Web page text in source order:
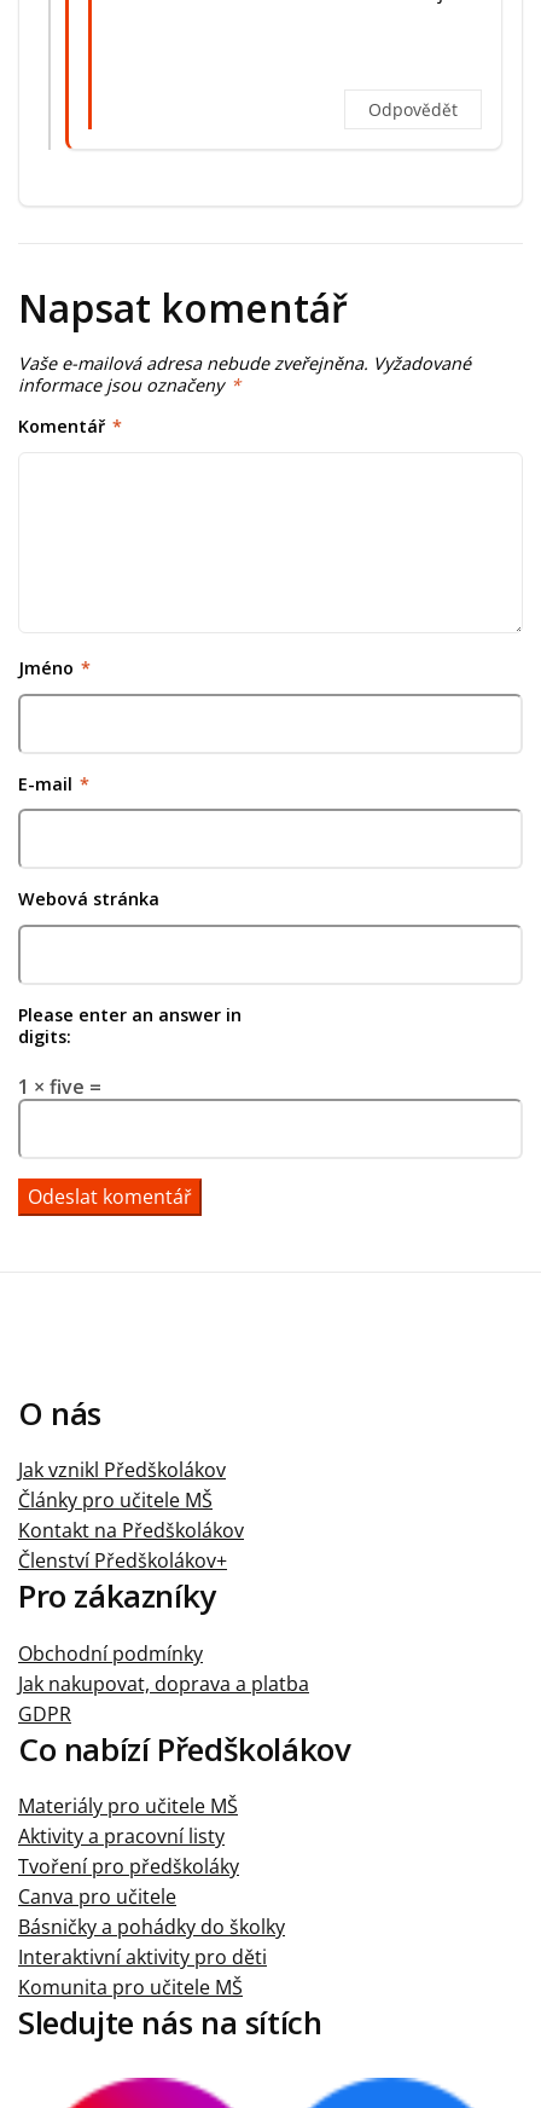
Odpovědět
Napsat komentář
Vaše e-mailová adresa nebude zveřejněna. Vyžadované
informace jsou označeny *
Komentář *
Jméno *
E-mail *
Webová stránka
Please enter an answer in
digits:
1 × five =
O nás
Jak vznikl Předškolákov
Články pro učitele MŠ
Kontakt na Předškolákov
Členství Předškolákov+
Pro zákazníky
Obchodní podmínky
Jak nakupovat, doprava a platba
GDPR
Co nabízí Předškolákov
Materiály pro učitele MŠ
Aktivity a pracovní listy
Tvoření pro předškoláky
Canva pro učitele
Básničky a pohádky do školky
Interaktivní aktivity pro děti
Komunita pro učitele MŠ
Sledujte nás na sítích